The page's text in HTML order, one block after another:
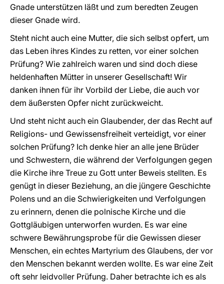
Gnade unterstützen läßt und zum beredten Zeugen
dieser Gnade wird.
Steht nicht auch eine Mutter, die sich selbst opfert, um
das Leben ihres Kindes zu retten, vor einer solchen
Prüfung? Wie zahlreich waren und sind doch diese
heldenhaften Mütter in unserer Gesellschaft! Wir
danken ihnen für ihr Vorbild der Liebe, die auch vor
dem äußersten Opfer nicht zurückweicht.
Und steht nicht auch ein Glaubender, der das Recht auf
Religions- und Gewissensfreiheit verteidigt, vor einer
solchen Prüfung? Ich denke hier an alle jene Brüder
und Schwestern, die während der Verfolgungen gegen
die Kirche ihre Treue zu Gott unter Beweis stellten. Es
genügt in dieser Beziehung, an die jüngere Geschichte
Polens und an die Schwierigkeiten und Verfolgungen
zu erinnern, denen die polnische Kirche und die
Gottgläubigen unterworfen wurden. Es war eine
schwere Bewährungsprobe für die Gewissen dieser
Menschen, ein echtes Martyrium des Glaubens, der vor
den Menschen bekannt werden wollte. Es war eine Zeit
oft sehr leidvoller Prüfung. Daher betrachte ich es als